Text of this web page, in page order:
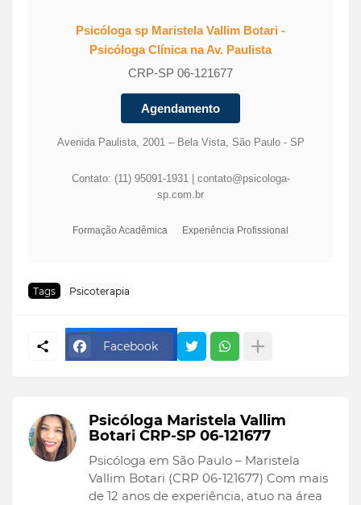
Psicólogasp Maristela Vallim Botari -
Psicóloga Clínica na Av. Paulista
CRP-SP 06-121677
Agendamento
Avenida Paulista, 2001 – Bela Vista, São Paulo - SP
Contato: (11) 95091-1931 | contato@psicologa-
sp.com.br
Formação Acadêmica Experiência Profissional
Tags Psicoterapia
Facebook
Psicóloga Maristela Vallim
Botari CRP-SP 06-121677
Psicóloga em São Paulo – Maristela
Vallim Botari (CRP 06-121677) Com mais
de 12 anos de experiência, atuo na área